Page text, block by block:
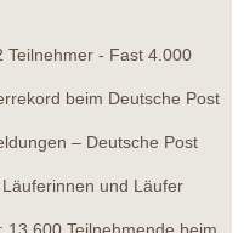
Teilnehmer - Fast 4.000
beim Deutsche Post
– Deutsche Post
und Läufer